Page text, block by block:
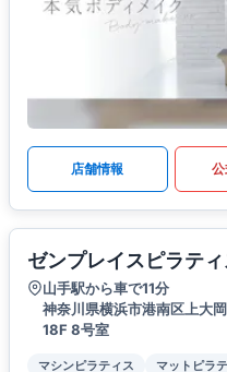
店舗情報 公
ゼンプレイスピラテ
山手駅から車で11分
神奈川県横浜市港南区上大
18F 8号室
マシンピラティス マットピラ